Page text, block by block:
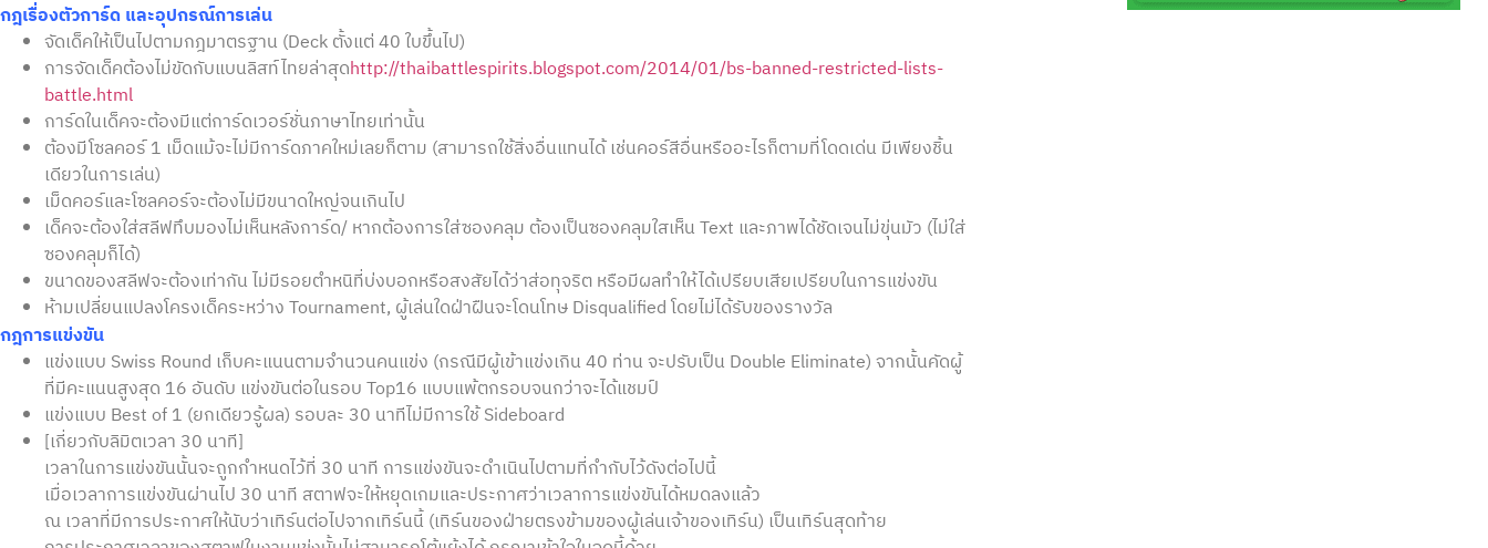
กฎเรื่องตัวการ์ด และอุปกรณ์การเล่น
จัดเด็คให้เป็นไปตามกฎมาตรฐาน (Deck ตั้งแต่ 40 ใบขึ้นไป)
การจัดเด็คต้องไม่ขัดกับแบนลิสท์ไทยล่าสุดhttp://thaibattlespirits.blogspot.com/2014/01/bs-banned-restricted-lists-
battle.html
การ์ดในเด็คจะต้องมีแต่การ์ดเวอร์ชั่นภาษาไทยเท่านั้น
ต้องมีโซลคอร์ 1 เม็ดแม้จะไม่มีการ์ดภาคใหม่เลยก็ตาม (สามารถใช้สิ่งอื่นแทนได้ เช่นคอร์สีอื่นหรืออะไรก็ตามที่โดดเด่น มีเพียงชิ้น
เดียวในการเล่น)
เม็ดคอร์และโซลคอร์จะต้องไม่มีขนาดใหญ่จนเกินไป
เด็คจะต้องใส่สลีฟทึบมองไม่เห็นหลังการ์ด/ หากต้องการใส่ซองคลุม ต้องเป็นซองคลุมใสเห็น Text และภาพได้ชัดเจนไม่ขุ่นมัว (ไม่ใส่
ซองคลุมก็ได้)
ขนาดของสลีฟจะต้องเท่ากัน ไม่มีรอยตำหนิที่บ่งบอกหรือสงสัยได้ว่าส่อทุจริต หรือมีผลทำให้ได้เปรียบเสียเปรียบในการแข่งขัน
ห้ามเปลี่ยนแปลงโครงเด็คระหว่าง Tournament, ผู้เล่นใดฝ่าฝืนจะโดนโทษ Disqualified โดยไม่ได้รับของรางวัล
กฎการแข่งขัน
แข่งแบบ Swiss Round เก็บคะแนนตามจำนวนคนแข่ง (กรณีมีผู้เข้าแข่งเกิน 40 ท่าน จะปรับเป็น Double Eliminate) จากนั้นคัดผู้
ที่มีคะแนนสูงสุด 16 อันดับ แข่งขันต่อในรอบ Top16 แบบแพ้ตกรอบจนกว่าจะได้แชมป์
แข่งแบบ Best of 1 (ยกเดียวรู้ผล) รอบละ 30 นาทีไม่มีการใช้ Sideboard
[เกี่ยวกับลิมิตเวลา 30 นาที]
เวลาในการแข่งขันนั้นจะถูกกำหนดไว้ที่ 30 นาที การแข่งขันจะดำเนินไปตามที่กำกับไว้ดังต่อไปนี้
เมื่อเวลาการแข่งขันผ่านไป 30 นาที สตาฟจะให้หยุดเกมและประกาศว่าเวลาการแข่งขันได้หมดลงแล้ว
ณ เวลาที่มีการประกาศให้นับว่าเทิร์นต่อไปจากเทิร์นนี้ (เทิร์นของฝ่ายตรงข้ามของผู้เล่นเจ้าของเทิร์น) เป็นเทิร์นสุดท้าย